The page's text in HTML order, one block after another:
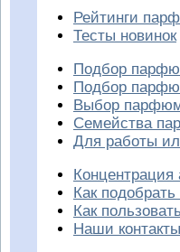
Рейтинги
Тесты новинок
Подбор
Подбор
Выбор
Семейства
Для работы
Концентрация
Как
Как
Наши контакты